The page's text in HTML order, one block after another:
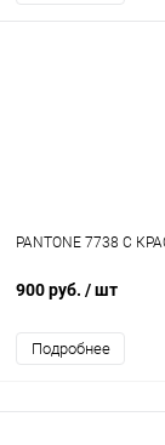
PANTONE 7738 C
900 руб. / шт
Подробнее